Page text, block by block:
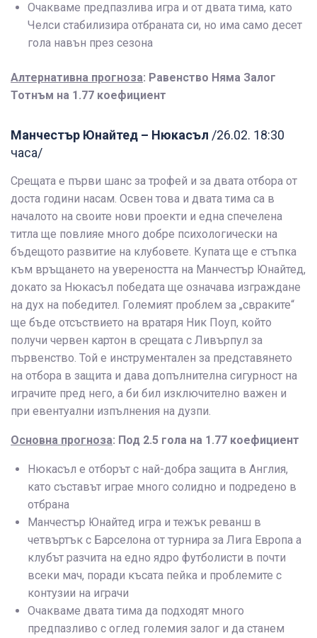
Очакваме предпазлива игра и от двата тима, като
Челси стабилизира отбраната си, но има само десет
гола навън през сезона
Алтернативна прогноза: Равенство Няма Залог
Тотнъм на 1.77 коефициент
Манчестър Юнайтед – Нюкасъл /26.02. 18:30
часа/
Срещата е първи шанс за трофей и за двата отбора от
доста години насам. Освен това и двата тима са в
началото на своите нови проекти и една спечелена
титла ще повлияе много добре психологически на
бъдещото развитие на клубовете. Купата ще е стъпка
към връщането на увереността на Манчестър Юнайтед,
докато за Нюкасъл победата ще означава изграждане
на дух на победител. Големият проблем за „свраките“
ще бъде отсъствието на вратаря Ник Поуп, който
получи червен картон в срещата с Ливърпул за
първенство. Той е инструментален за представянето
на отбора в защита и дава допълнителна сигурност на
играчите пред него, а би бил изключително важен и
при евентуални изпълнения на дузпи.
Основна прогноза: Под 2.5 гола на 1.77 коефициент
Нюкасъл е отборът с най-добра защита в Англия,
като съставът играе много солидно и подредено в
отбрана
Манчестър Юнайтед игра и тежък реванш в
четвъртък с Барселона от турнира за Лига Европа а
клубът разчита на едно ядро футболисти в почти
всеки мач, поради късата пейка и проблемите с
контузии на играчи
Очакваме двата тима да подходят много
предпазливо с оглед големия залог и да станем